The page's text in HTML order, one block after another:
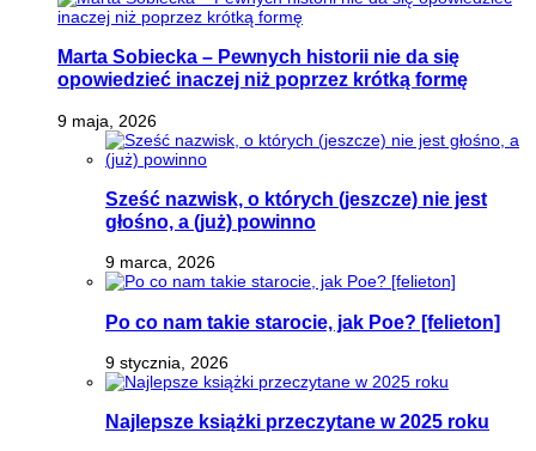
Marta Sobiecka – Pewnych historii nie da się
opowiedzieć inaczej niż poprzez krótką formę
9 maja, 2026
Sześć nazwisk, o których (jeszcze) nie jest
głośno, a (już) powinno
9 marca, 2026
Po co nam takie starocie, jak Poe? [felieton]
9 stycznia, 2026
Najlepsze książki przeczytane w 2025 roku